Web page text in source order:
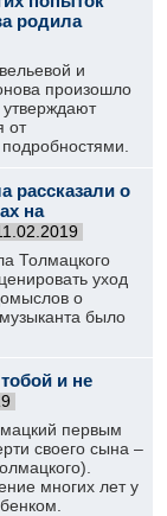
родила
и
произошло
от
рассказали о
на
Толмацкого
уход
о
было
и не
первым
своего сына –
многих лет у